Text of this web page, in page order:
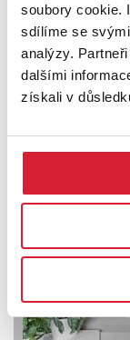
soubory cookie.
sdílíme se
analýzy.
dalšími
získali v
Prodej
3 300 000 Kč